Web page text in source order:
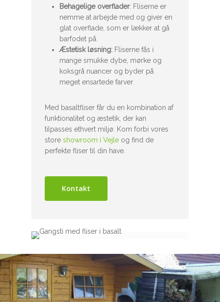
Behagelige overflader: Fliserne er
nemme at arbejde med og giver en
glat overflade, som er lækker at gå
barfodet på.
Æstetisk løsning: Fliserne fås i
mange smukke dybe, mørke og
koksgrå nuancer og byder på
meget ensartede farver.
Med basaltfliser får du en kombination af
funktionalitet og æstetik, der kan
tilpasses ethvert miljø. Kom forbi vores
store showroom i Vejleog find de
perfekte fliser til din have.
Kontakt